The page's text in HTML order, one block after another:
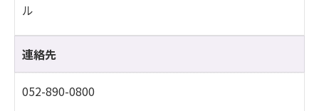
ル
連絡先
052-890-0800